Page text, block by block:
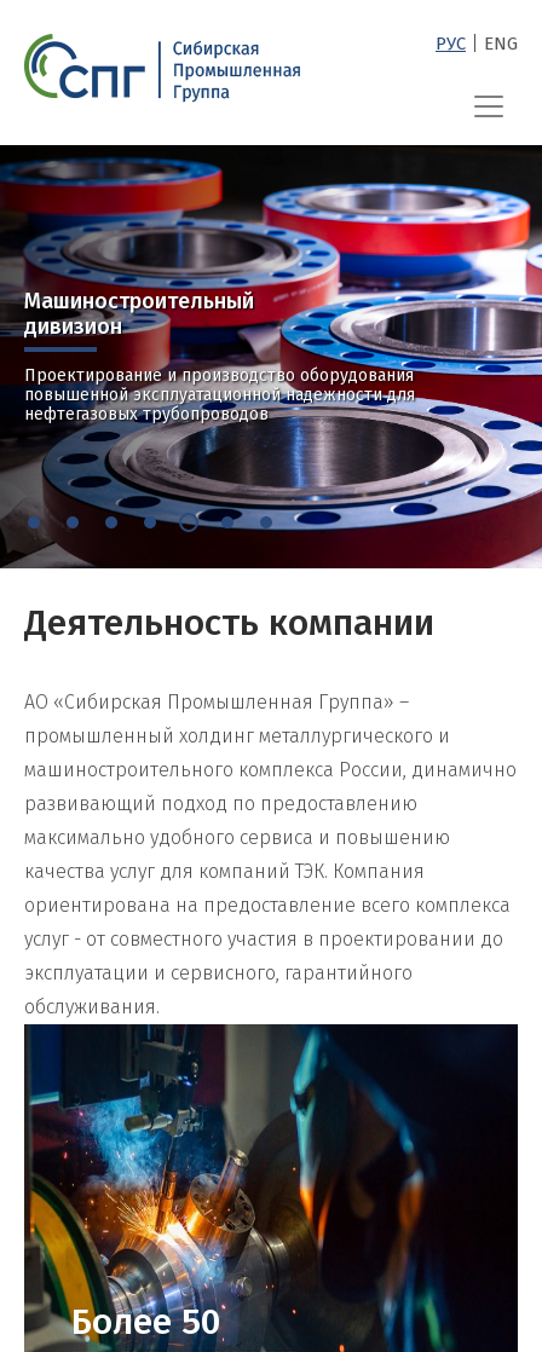
РУС ENG
Машиностроительный
дивизион
Проектирование и производство оборудования
повышенной эксплуатационной надежности для
нефтегазовых трубопроводов
5 6 7
Деятельность компании
АО «Сибирская Промышленная Группа» –
промышленный холдинг металлургического и
машиностроительного комплекса России, динамично
развивающий подход по предоставлению
максимально удобного сервиса и повышению
качества услуг для компаний ТЭК. Компания
ориентирована на предоставление всего комплекса
услуг - от совместного участия в проектировании до
эксплуатации и сервисного, гарантийного
обслуживания.
Более 50